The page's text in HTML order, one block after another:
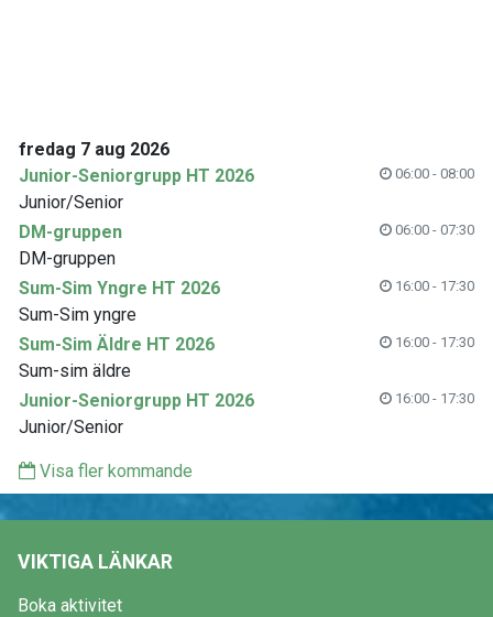
fredag 7 aug 2026
Junior-Seniorgrupp HT 2026
06:00 - 08:00
Junior/Senior
DM-gruppen
06:00 - 07:30
DM-gruppen
Sum-Sim Yngre HT 2026
16:00 - 17:30
Sum-Sim yngre
Sum-Sim Äldre HT 2026
16:00 - 17:30
Sum-sim äldre
Junior-Seniorgrupp HT 2026
16:00 - 17:30
Junior/Senior
Visa fler kommande
VIKTIGA LÄNKAR
Boka aktivitet